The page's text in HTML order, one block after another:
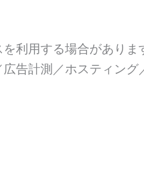
利用する場合がありま
告計測／ホスティン